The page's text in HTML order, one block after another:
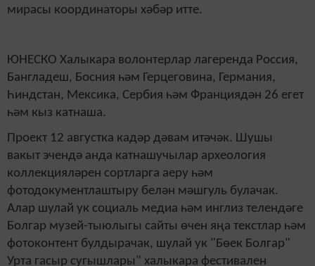
мирасы координаторы хәбәр итте.
ЮНЕСКО Халыкара волонтерлар лагеренда Россия,
Бангладеш, Босния һәм Герцеговина, Германия,
Һиндстан, Мексика, Сербия һәм Франциядән 26 егет
һәм кыз катнаша.
Проект 12 августка кадәр дәвам итәчәк. Шушы
вакыт эчендә анда катнашучылар археология
коллекцияләрен сортларга аеру һәм
фотодокументлаштыру белән мәшгуль булачак.
Алар шулай ук социаль медиа һәм инглиз телендәге
Болгар музей-тыюлыгы сайты өчен яңа текстлар һәм
фотоконтент булдырачак, шулай ук "Бөек Болгар"
Урта гасыр сугышлары" халыкара фестивален